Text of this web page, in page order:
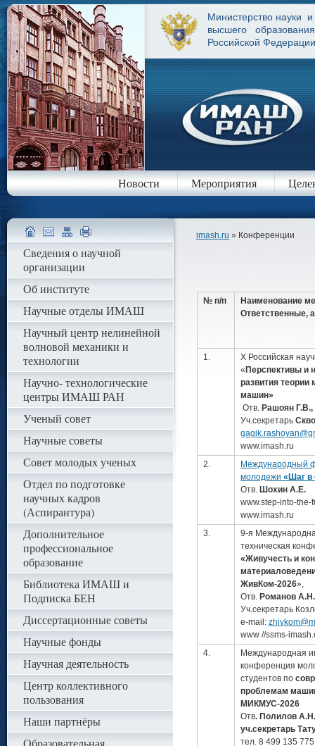
Министерство науки и
высшего образования
Российской Федерации
Новости Мероприятия
imash.ru » Конференции
№ п/п
Наименование
Ответственные,
1.
X Российская
« Перспективы и
развития теории
машин»
Отв. Рашоян Г.В.,
Уч.секретарь
www.imash.ru
2.
Международный
молодежи «Шаг в
Отв. Шохин А.Е.
www.step-into-the-
www.imash.ru
3.
9-я
техническая
«Живучесть и
ЖивКом-2026»,
Отв. Романов А.Н.
Уч.секретарь
e-mail:
www //ssms-
4.
Международная
конференция
студентов по
проблемам
МИКМУС-2026
Отв. Полилов А.Н.
уч.секретарь
тел. 8 499 135
Сведения о научной
организации
Об институте
Научные отделы ИМАШ
Научный центр нелинейной
волновой механики и
технологии
Научно- технологические
центры ИМАШ РАН
Ученый совет
Научные советы
Совет молодых ученых
Отдел по подготовке
научных кадров
(Аспирантура)
Дополнительное
профессиональное
образование
Библиотека ИМАШ и
Подписка БЕН
Диссертационные советы
Научные фонды
Научная деятельность
Центр коллективного
пользования
Наши партнёры
Образовательная